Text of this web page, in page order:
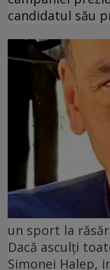
candidatul său
un sport la
Dacă asculți
Simonei Halep,